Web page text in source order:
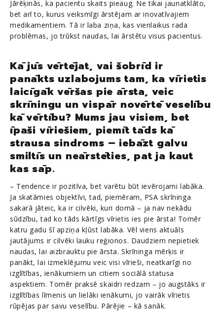
Jārēķinās, ka pacientu skaits pieaug. Ne tikai jaunatklāto,
bet arī to, kurus veiksmīgi ārstējam ar inovatīvajiem
medikamentiem. Tā ir laba ziņa, kas vienlaikus rada
problēmas, jo trūkst naudas, lai ārstētu visus pacientus.
Kā jūs vērtējat, vai šobrīd ir
panākts uzlabojums tam, ka vīrietis
laicīgāk vēršas pie ārsta, veic
skrīningu un vispār novērtē veselību
kā vērtību? Mums jau visiem, bet
īpaši vīriešiem, piemīt tāds kā
strausa sindroms – iebāzt galvu
smiltīs un neārstēties, pat ja kaut
kas sāp.
– Tendence ir pozitīva, bet varētu būt ievērojami labāka.
Ja skatāmies objektīvi, tad, piemēram, PSA skrīninga
sakarā jāteic, ka ir cilvēki, kuri domā – ja nav nekādu
sūdzību, tad ko tāds kārtīgs vīrietis ies pie ārsta! Tomēr
katru gadu šī apziņa kļūst labāka. Vēl viens aktuāls
jautājums ir cilvēki lauku reģionos. Daudziem nepietiek
naudas, lai aizbrauktu pie ārsta. Skrīninga mērķis ir
panākt, lai izmeklējumu veic visi vīrieši, neatkarīgi no
izglītības, ienākumiem un citiem sociālā statusa
aspektiem. Tomēr praksē skaidri redzam – jo augstāks ir
izglītības līmenis un lielāki ienākumi, jo vairāk vīrietis
rūpējas par savu veselību. Pārējie – kā sanāk.